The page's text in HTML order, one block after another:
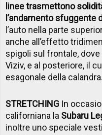
linee trasmettono
l’andamento sfuggente
l’auto nella parte
anche all’effetto
spigoli sul frontale,
Viziv, e al posteriore, il
esagonale della calandra.
STRETCHING In
californiana la Subaru
inoltre uno speciale